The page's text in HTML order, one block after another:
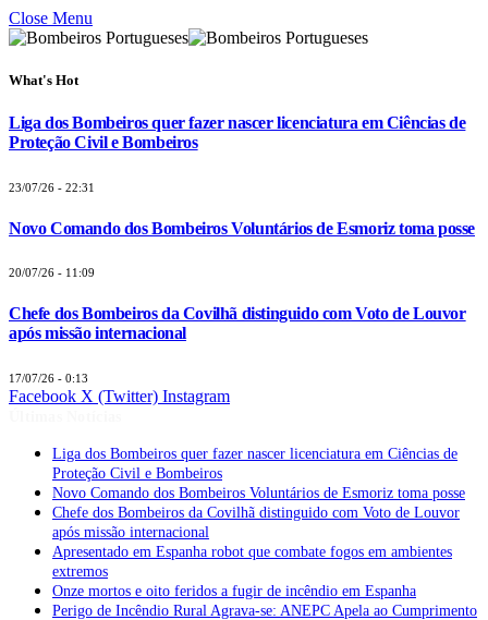
Close Menu
What's Hot
Liga dos Bombeiros quer fazer nascer licenciatura em Ciências de
Proteção Civil e Bombeiros
23/07/26 - 22:31
Novo Comando dos Bombeiros Voluntários de Esmoriz toma posse
20/07/26 - 11:09
Chefe dos Bombeiros da Covilhã distinguido com Voto de Louvor
após missão internacional
17/07/26 - 0:13
Facebook X (Twitter) Instagram
Liga dos Bombeiros quer fazer nascer licenciatura em Ciências de
Proteção Civil e Bombeiros
Novo Comando dos Bombeiros Voluntários de Esmoriz toma posse
Chefe dos Bombeiros da Covilhã distinguido com Voto de Louvor
após missão internacional
Apresentado em Espanha robot que combate fogos em ambientes
extremos
Onze mortos e oito feridos a fugir de incêndio em Espanha
Perigo de Incêndio Rural Agrava-se: ANEPC Apela ao Cumprimento